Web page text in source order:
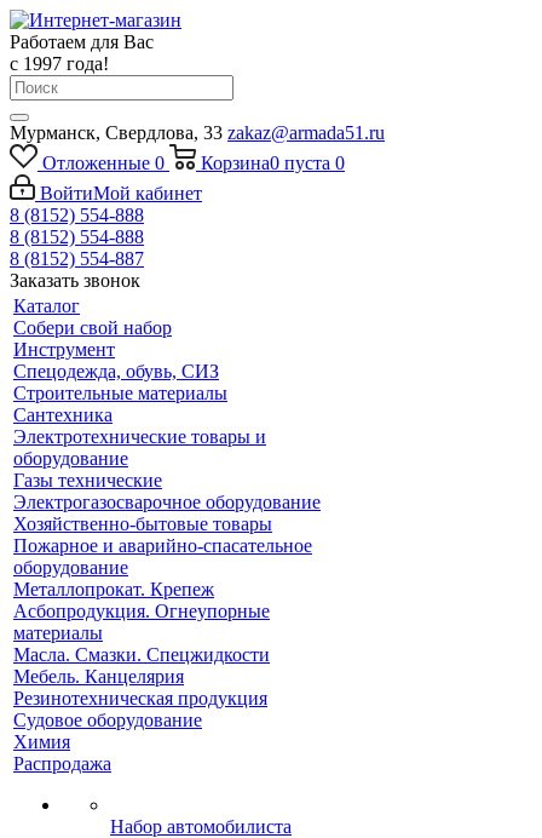
Работаем для Вас
с 1997 года!
Мурманск, Свердлова, 33 zakaz@armada51.ru
Отложенные 0 Корзина0 пуста 0
ВойтиМой кабинет
8 (8152) 554-888
8 (8152) 554-888
8 (8152) 554-887
Заказать звонок
Каталог
Собери свой набор
Инструмент
Спецодежда, обувь, СИЗ
Строительные материалы
Сантехника
Электротехнические товары и
оборудование
Газы технические
Электрогазосварочное оборудование
Хозяйственно-бытовые товары
Пожарное и аварийно-спасательное
оборудование
Металлопрокат. Крепеж
Асбопродукция. Огнеупорные
материалы
Масла. Смазки. Спецжидкости
Мебель. Канцелярия
Резинотехническая продукция
Судовое оборудование
Химия
Распродажа
Набор автомобилиста